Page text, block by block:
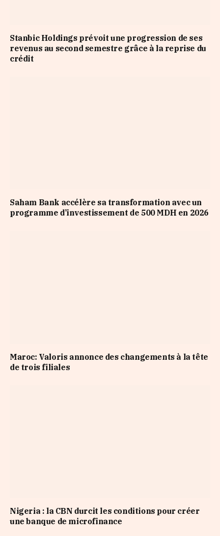
Stanbic Holdings prévoit une progression de ses
revenus au second semestre grâce à la reprise du
crédit
Saham Bank accélère sa transformation avec un
programme d’investissement de 500 MDH en 2026
Maroc: Valoris annonce des changements à la tête
de trois filiales
Nigeria : la CBN durcit les conditions pour créer
une banque de microfinance